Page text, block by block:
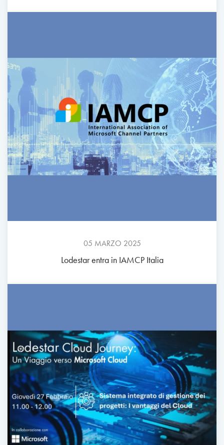
05 MARZO 2025
Lodestar entra in IAMCP Italia